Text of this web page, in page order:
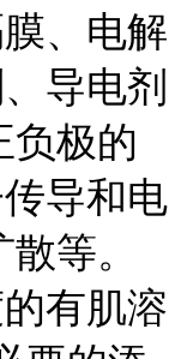
、电解
导电剂
负极的
导和电
等。
有肌溶